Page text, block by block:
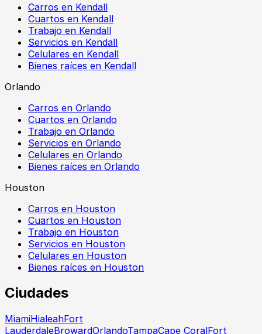
Carros en Kendall
Cuartos en Kendall
Trabajo en Kendall
Servicios en Kendall
Celulares en Kendall
Bienes raíces en Kendall
Orlando
Carros en Orlando
Cuartos en Orlando
Trabajo en Orlando
Servicios en Orlando
Celulares en Orlando
Bienes raíces en Orlando
Houston
Carros en Houston
Cuartos en Houston
Trabajo en Houston
Servicios en Houston
Celulares en Houston
Bienes raíces en Houston
Ciudades
MiamiHialeahFort
LauderdaleBrowardOrlandoTampaCape CoralFort